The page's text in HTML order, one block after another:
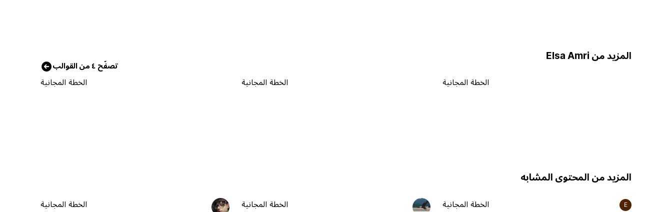
المزيد من Elsa Amri
تصفّح ٤ من القوالب
الخطة المجانية الخطة المجانية الخطة المجانية
المزيد من المحتوى المشابه
E الخطة المجانية الخطة المجانية الخطة المجانية